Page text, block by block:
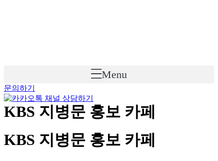
Menu
문의하기
KBS 지병문 홍보 카페
KBS 지병문 홍보 카페